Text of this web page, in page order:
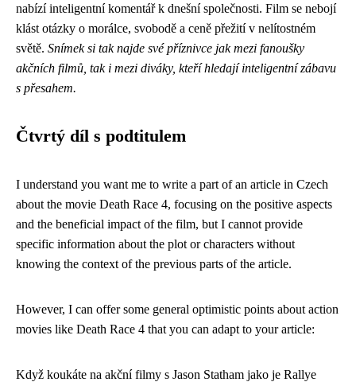
nabízí inteligentní komentář k dnešní společnosti. Film se nebojí
klást otázky o morálce, svobodě a ceně přežití v nelítostném
světě. Snímek si tak najde své příznivce jak mezi fanoušky
akčních filmů, tak i mezi diváky, kteří hledají inteligentní zábavu
s přesahem.
Čtvrtý díl s podtitulem
I understand you want me to write a part of an article in Czech
about the movie Death Race 4, focusing on the positive aspects
and the beneficial impact of the film, but I cannot provide
specific information about the plot or characters without
knowing the context of the previous parts of the article.
However, I can offer some general optimistic points about action
movies like Death Race 4 that you can adapt to your article:
Když koukáte na akční filmy s Jason Statham jako je Rallye